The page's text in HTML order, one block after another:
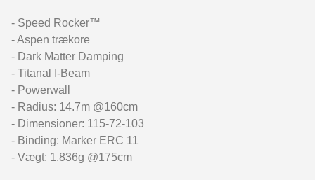
- Speed Rocker™
- Aspen trækore
- Dark Matter Damping
- Titanal I-Beam
- Powerwall
- Radius: 14.7m @160cm
- Dimensioner: 115-72-103
- Binding: Marker ERC 11
- Vægt: 1.836g @175cm